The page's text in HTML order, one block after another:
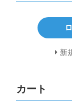
新
カート